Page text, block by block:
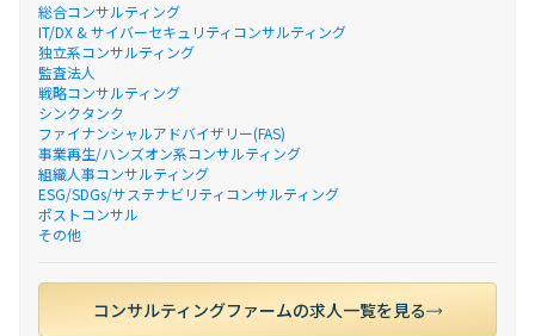
総合コンサルティング
IT/DX & サイバーセキュリティコンサルティング
独立系コンサルティング
監査法人
戦略コンサルティング
シンクタンク
ファイナンシャルアドバイザリー(FAS)
事業再生/ハンズオン系コンサルティング
組織人事コンサルティング
ESG/SDGs/サステナビリティコンサルティング
ポストコンサル
その他
コンサルティングファームの求人一覧を見る